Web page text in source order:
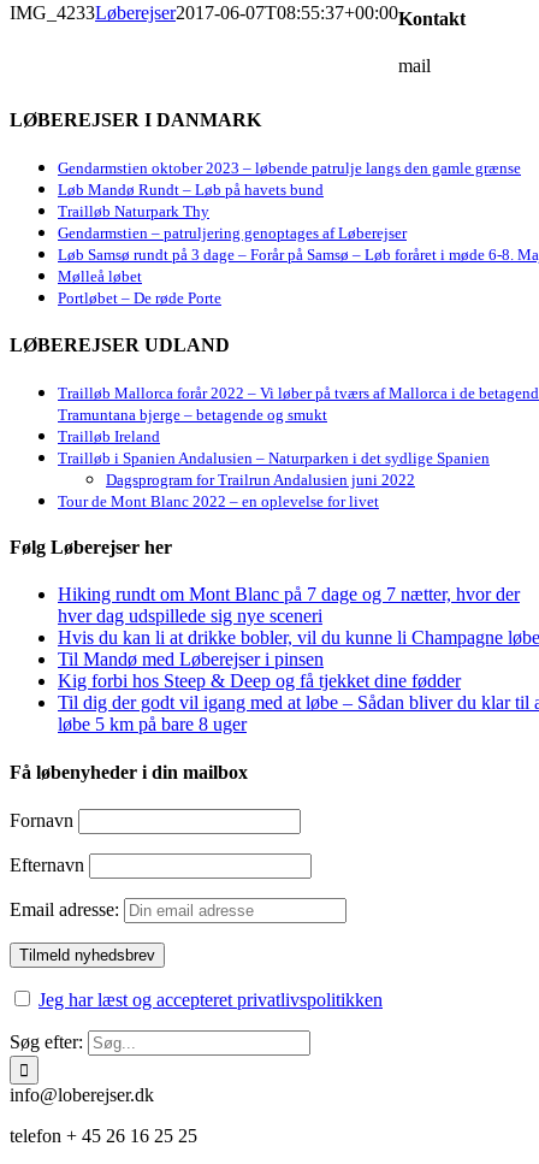
IMG_4233Løberejser2017-06-07T08:55:37+00:00
LØBEREJSER I DANMARK
Gendarmstien oktober 2023 – løbende patrulje langs den gamle grænse
Løb Mandø Rundt – Løb på havets bund
Trailløb Naturpark Thy
Gendarmstien – patruljering genoptages af Løberejser
Løb Samsø rundt på 3 dage – Forår på Samsø – Løb foråret i møde 6-8.
Mølleå løbet
Portløbet – De røde Porte
LØBEREJSER UDLAND
Trailløb Mallorca forår 2022 – Vi løber på tværs af Mallorca i de
Tramuntana bjerge – betagende og smukt
Trailløb Ireland
Trailløb i Spanien Andalusien – Naturparken i det sydlige Spanien
Dagsprogram for Trailrun Andalusien juni 2022
Tour de Mont Blanc 2022 – en oplevelse for livet
Følg Løberejser her
Hiking rundt om Mont Blanc på 7 dage og 7 nætter, hvor der
hver dag udspillede sig nye sceneri
Hvis du kan li at drikke bobler, vil du kunne li Champagne
Til Mandø med Løberejser i pinsen
Kig forbi hos Steep & Deep og få tjekket dine fødder
Til dig der godt vil igang med at løbe – Sådan bliver du klar til
løbe 5 km på bare 8 uger
Få løbenyheder i din mailbox
Fornavn
Efternavn
Email adresse:
Jeg har læst og accepteret privatlivspolitikken
Søg efter:
Kontakt
mail
info@loberejser.dk
telefon + 45 26 16 25 25